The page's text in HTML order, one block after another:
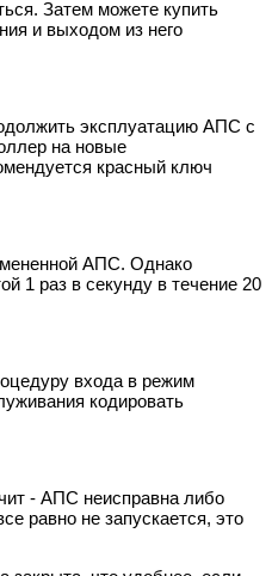
Затем можете купить
и выходом из него
эксплуатацию АПС с
на новые
красный ключ
АПС. Однако
1 раз в секунду в течение 20
входа в режим
кодировать
- АПС неисправна либо
равно не запускается, это